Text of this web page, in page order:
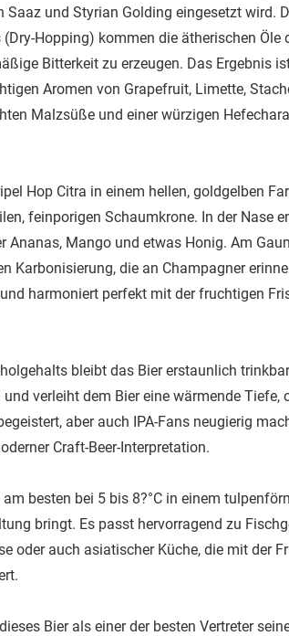
und Styrian Golding eingesetzt wird.
Hopping) kommen die ätherischen Öle
Bitterkeit zu erzeugen. Das Ergebnis
Aromen von Grapefruit, Limette,
Malzsüße und einer würzigen
Hop Citra in einem hellen, goldgelben
feinporigen Schaumkrone. In der Nase
Ananas, Mango und etwas Honig. Am
Karbonisierung, die an Champagner
harmoniert perfekt mit der fruchtigen
bleibt das Bier erstaunlich
verleiht dem Bier eine wärmende Tiefe,
aber auch IPA-Fans neugierig
Craft-Beer-Interpretation.
besten bei 5 bis 8?°C in einem
bringt. Es passt hervorragend zu
oder auch asiatischer Küche, die mit der
Bier als einer der besten Vertreter